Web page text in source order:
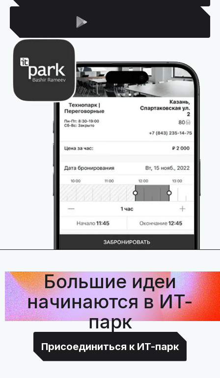
Большие идеи
начинаются в ИТ-
парк
Присоединиться к ИТ-парк